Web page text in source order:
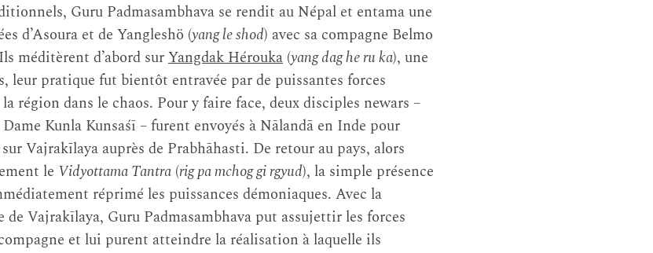
Guru Padmasambhava se rendit au Népal et entama une
d’Asoura et de Yangleshö (yang le shod) avec sa compagne Belmo
méditèrent d’abord surYangdak Hérouka (yang dag he ru ka), une
leur pratique fut bientôt entravée par de puissantes forces
région dans le chaos. Pour y faire face, deux disciples newars –
Kunla Kunsaśī – furent envoyés à Nālandā en Inde pour
Vajrakīlaya auprès de Prabhāhasti. De retour au pays, alors
le Vidyottama Tantra (rig pa mchog gi rgyud), la simple présence
réprimé les puissances démoniaques. Avec la
Vajrakīlaya, Guru Padmasambhava put assujettir les forces
et lui purent atteindre la réalisation à laquelle ils